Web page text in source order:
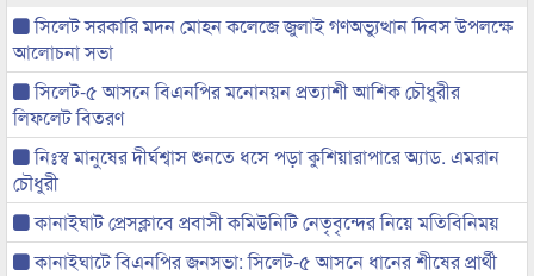
সিলেট সরকারি মদন মোহন কলেজে জুলাই গণঅভ্যুত্থান দিবস উপলক্ষে
আলোচনা সভা
সিলেট-৫ আসনে বিএনপির মনোনয়ন প্রত্যাশী আশিক চৌধুরীর
লিফলেট বিতরণ
নিঃস্ব মানুষের দীর্ঘশ্বাস শুনতে ধসে পড়া কুশিয়ারাপারে অ্যাড. এমরান
চৌধুরী
কানাইঘাট প্রেসক্লাবে প্রবাসী কমিউনিটি নেতৃবৃন্দের নিয়ে মতিবিনিময়
কানাইঘাটে বিএনপির জনসভা: সিলেট-৫ আসনে ধানের শীষের প্রার্থী